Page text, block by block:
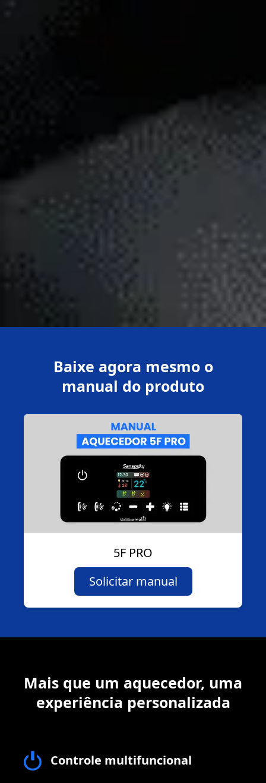
Baixe agora mesmo o
manual do produto
5F PRO
Solicitar manual
Mais que um aquecedor, uma
experiência personalizada
Controle multifuncional